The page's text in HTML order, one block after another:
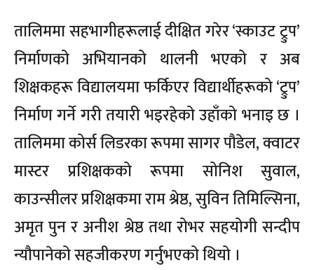
तालिममा सहभागीहरूलाई दीक्षित गरेर ‘स्काउट ट्रुप’
निर्माणको अभियानको थालनी भएको र अब
शिक्षकहरू विद्यालयमा फर्किएर विद्यार्थीहरूको ‘ट्रुप’
निर्माण गर्ने गरी तयारी भइरहेको उहाँको भनाइ छ ।
तालिममा कोर्स लिडरका रूपमा सागर पौडेल, क्वाटर
मास्टर प्रशिक्षकको रूपमा सोनिश सुवाल,
काउन्सीलर प्रशिक्षकमा राम श्रेष्ठ, सुविन तिमिल्सिना,
अमृत पुन र अनीश श्रेष्ठ तथा रोभर सहयोगी सन्दीप
न्यौपानेको सहजीकरण गर्नुभएको थियो ।